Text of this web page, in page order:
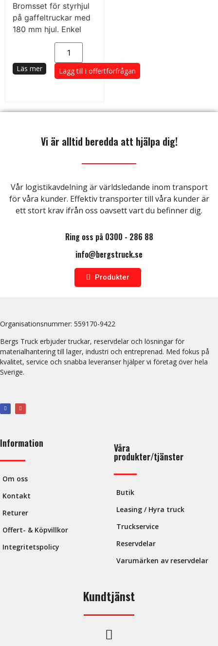
Bromsset för styrhjul
på gaffeltruckar med
180 mm hjul. Enkel
Läs mer Lägg till i offertförfrågan
Vi är alltid beredda att hjälpa dig!
Vår logistikavdelning är världsledande inom transport
för våra kunder. Effektiv transporter till våra kunder är
ett stort krav ifrån oss oavsett vart du befinner dig.
Ring oss på 0300 - 286 88
info@bergstruck.se
Produkter
Organisationsnummer: 559170-9422
Bergs Truck erbjuder truckar, reservdelar och lösningar för
materialhantering till lager, industri och entreprenad. Med fokus på
kvalitet, service och snabba leveranser hjälper vi företag över hela
Sverige.
Information
Om oss
Kontakt
Returer
Offert- & Köpvillkor
Integritetspolicy
Våra
produkter/tjänster
Butik
Leasing / Hyra truck
Truckservice
Reservdelar
Varumärken av reservdelar
Kundtjänst